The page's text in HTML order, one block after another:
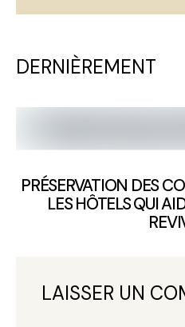
DERNIÈREMENT
PRÉSERVATION DES
LES HÔTELS QUI
LAISSER UN